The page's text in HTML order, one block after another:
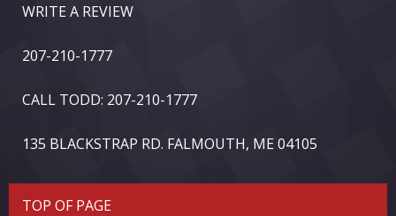
WRITE A REVIEW
207-210-1777
CALL TODD: 207-210-1777
135 BLACKSTRAP RD. FALMOUTH, ME 04105
TOP OF PAGE